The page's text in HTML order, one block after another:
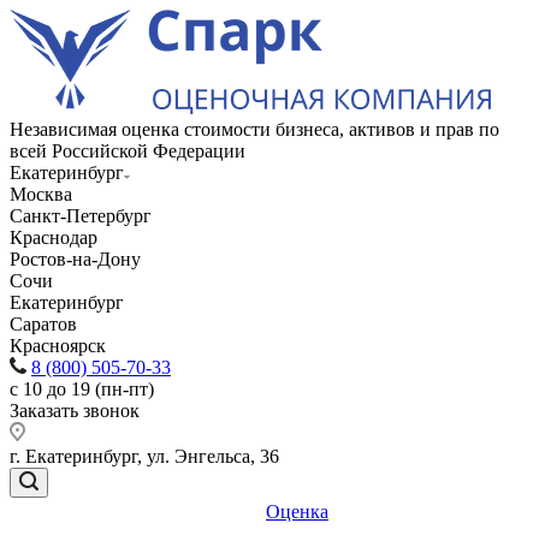
Независимая оценка стоимости бизнеса, активов и прав по
всей Российской Федерации
Екатеринбург
Москва
Санкт-Петербург
Краснодар
Ростов-на-Дону
Сочи
Екатеринбург
Саратов
Красноярск
8 (800) 505-70-33
с 10 до 19 (пн-пт)
Заказать звонок
г. Екатеринбург, ул. Энгельса, 36
Оценка